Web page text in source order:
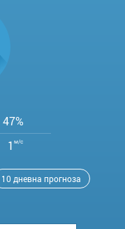
47%
1 м/с
10 дневна прогноза